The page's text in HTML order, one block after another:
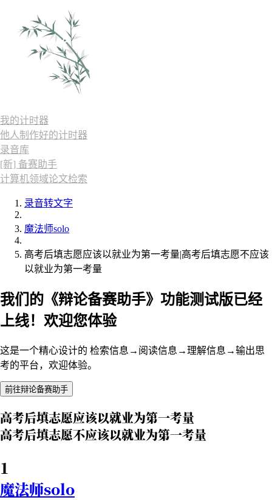
我的计时器
他人制作好的计时器
录音库
[新] 备赛助手
计算机领域论文检索
录音转文字
魔法师solo
高考后填志愿应该以就业为第一考量|高考后填志愿不应该
以就业为第一考量
我们的《辩论备赛助手》功能测试版已经
上线！欢迎您体验
这是一个精心设计的 检索信息→阅读信息→理解信息→输出思
考的平台，欢迎体验。
前往辩论备赛助手
高考后填志愿应该以就业为第一考量
高考后填志愿不应该以就业为第一考量
1
魔法师solo